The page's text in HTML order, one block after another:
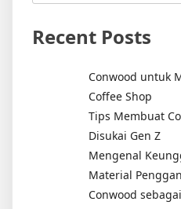
Recent Posts
Conwood untuk
Coffee Shop
Tips Membuat
Disukai Gen Z
Mengenal
Material
Conwood